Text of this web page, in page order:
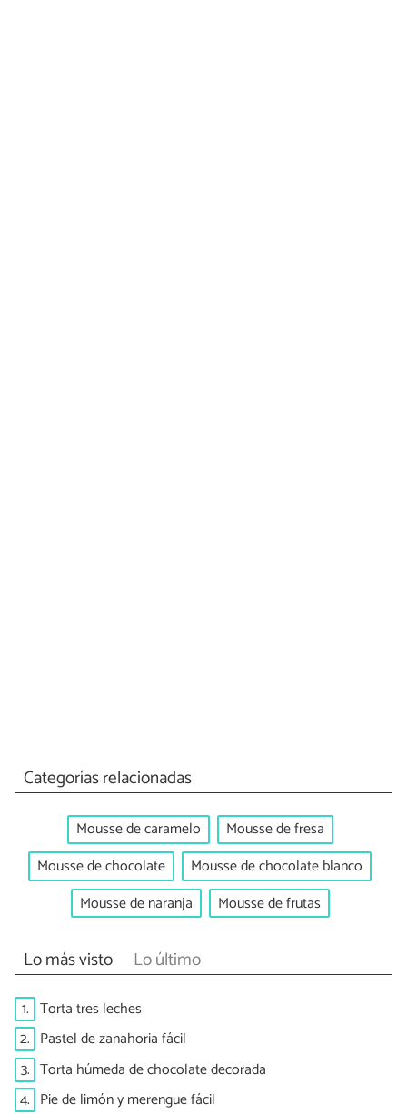
Categorías relacionadas
Mousse de caramelo
Mousse de fresa
Mousse de chocolate
Mousse de chocolate blanco
Mousse de naranja
Mousse de frutas
Lo más visto Lo último
1. Torta tres leches
2. Pastel de zanahoria fácil
3. Torta húmeda de chocolate decorada
4. Pie de limón y merengue fácil